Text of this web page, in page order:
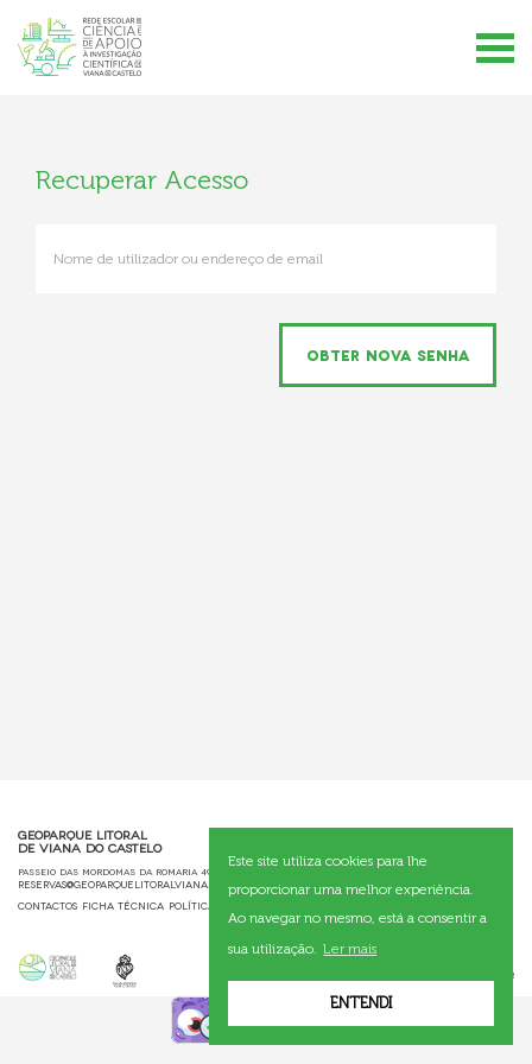
Este site utiliza cookies para lhe
proporcionar uma melhor experiência.
Ao navegar no mesmo, está a consentir a
sua utilização. Ler mais
ENTENDI
Recuperar Acesso
Geoparque Litoral
de Viana do Castelo
Passeio das Mordomas da Romaria 4904-877 Viana do Castelo 258 821 091
reservas@geoparquelitoralviana.pt
Contactos Ficha Técnica Política de Privacidade